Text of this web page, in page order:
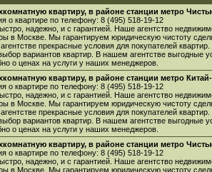
квартиру, в районе станции метро
о квартире по телефону: 8 (495) 518-19-12
надежно, и с гарантией. Наше агентство
в Москве. Мы гарантируем юридическую чистоту
прекрасные условия для покупателей
вариантов квартир. В нашем агентстве выгодные
о ценах на услуги у наших менеджеров.
квартиру, в районе станции метро
о квартире по телефону: 8 (495) 518-19-12
надежно, и с гарантией. Наше агентство
в Москве. Мы гарантируем юридическую чистоту
прекрасные условия для покупателей
вариантов квартир. В нашем агентстве выгодные
о ценах на услуги у наших менеджеров.
квартиру, в районе станции метро
о квартире по телефону: 8 (495) 518-19-12
надежно, и с гарантией. Наше агентство
в Москве. Мы гарантируем юридическую чистоту